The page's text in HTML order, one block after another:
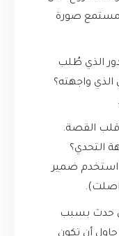
صورة
الذي طُلب
واجهته؟
القصة.
التحدي؟
استخدم ضمير
حدث بسبب